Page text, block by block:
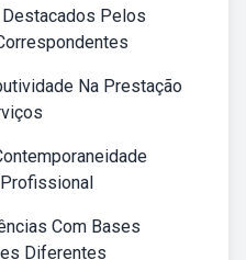
Pelos
Na Prestação
Profissional
Com Bases
Diferentes